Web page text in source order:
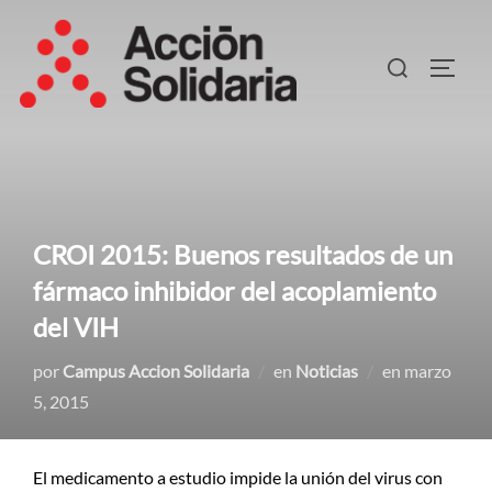
contenido
Buscar:
CROI 2015: Buenos resultados de un
fármaco inhibidor del acoplamiento
del VIH
por Campus Accion Solidaria en Noticias en Publicado
marzo
5, 2015
El medicamento a estudio impide la unión del virus con